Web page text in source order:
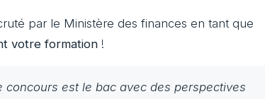
par le Ministère des finances en tant que
votre formation !
concours est le bac avec des perspectives